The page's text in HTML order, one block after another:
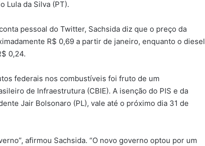
Lula da Silva (PT).
pessoal do Twitter, Sachsida diz que o preço da
R$ 0,69 a partir de janeiro, enquanto o diesel
0,24.
federais nos combustíveis foi fruto de um
de Infraestrutura (CBIE). A isenção do PIS e da
Jair Bolsonaro (PL), vale até o próximo dia 31 de
afirmou Sachsida. “O novo governo optou por um